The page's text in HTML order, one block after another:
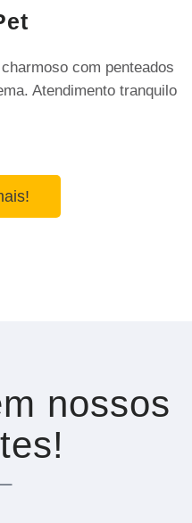
com penteados
Atendimento tranquilo
nossos